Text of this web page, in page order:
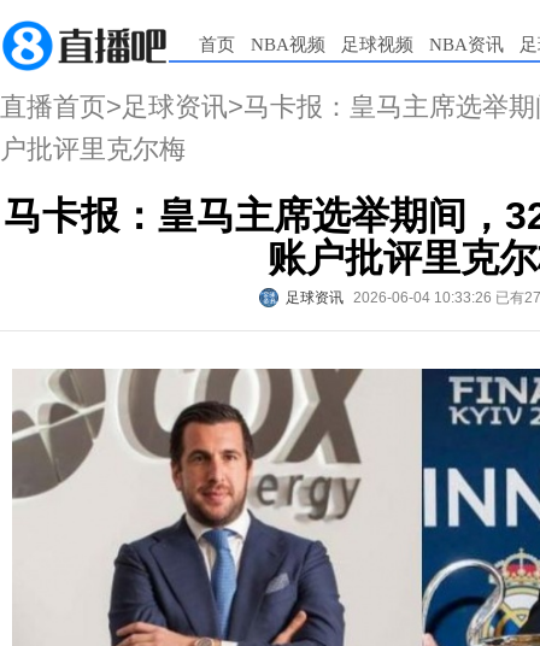
首页 NBA视频 足球视频 NBA资讯
直播首页>足球资讯>马卡报：皇马主席选举
户批评里克尔梅
马卡报：皇马主席选举期间，
账户批评里克
足球资讯 2026-06-04 10:33:26 已有